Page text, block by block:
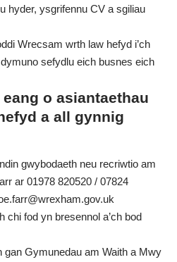
hyder, ysgrifennu CV a sgiliau
Wrecsam wrth law hefyd i’ch
sefydlu eich busnes eich
o asiantaethau
a all gynnig
gwybodaeth neu recriwtio am
ar 01978 820520 / 07824
chi fod yn bresennol a’ch bod
gan Gymunedau am Waith a Mwy